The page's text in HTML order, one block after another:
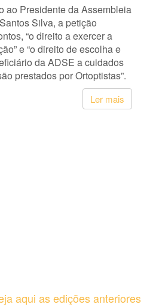
ao Presidente da Assembleia
Silva, a petição
“o direito a exercer a
e “o direito de escolha e
da ADSE a cuidados
prestados por Ortoptistas”.
Ler mais
aqui as edições anteriores